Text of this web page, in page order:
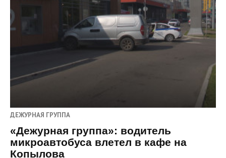
ДЕЖУРНАЯ ГРУППА
«Дежурная группа»: водитель
микроавтобуса влетел в кафе на
Копылова